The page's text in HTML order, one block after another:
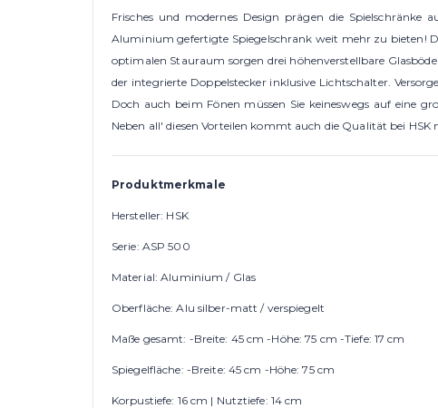
Frisches und modernes Design prägen die
Aluminium gefertigte Spiegelschrank weit mehr zu bieten!
optimalen Stauraum sorgen drei höhenverstellbare
der integrierte Doppelstecker inklusive Lichtschalter.
Doch auch beim Fönen müssen Sie keineswegs auf eine
Neben all' diesen Vorteilen kommt auch die Qualität bei
Produktmerkmale
Hersteller: HSK
Serie: ASP 500
Material: Aluminium / Glas
Oberfläche: Alu silber-matt / verspiegelt
Maße gesamt: -Breite: 45 cm -Höhe: 75 cm -Tiefe: 17 cm
Spiegelfläche: -Breite: 45 cm -Höhe: 75 cm
Korpustiefe: 16 cm | Nutztiefe: 14 cm